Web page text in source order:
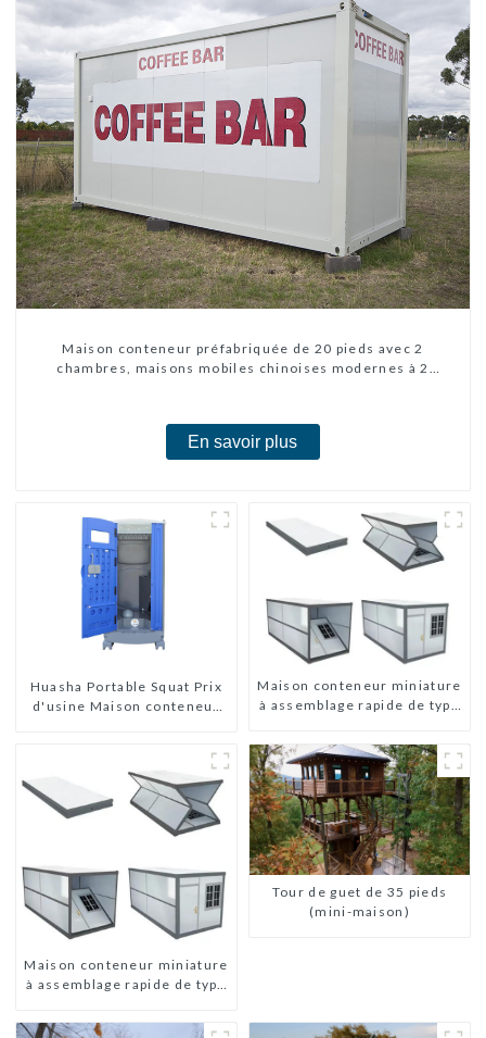
Maison conteneur préfabriquée de 20 pieds avec 2
chambres, maisons mobiles chinoises modernes à 2
En savoir plus
Huasha Portable Squat Prix
d'usine Maison conteneur
Personnalisée
Personnalisée
Maison conteneur miniature
à assemblage rapide de type
Maison conteneur miniature
à assemblage rapide de type
Tour de guet de 35 pieds
(mini-maison)